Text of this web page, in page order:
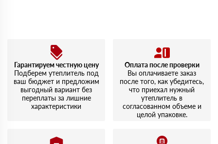
Гарантируем честную цену
Подберем утеплитель под
ваш бюджет и предложим
выгодный вариант без
переплаты за лишние
характеристики
Оплата после проверки
Вы оплачиваете заказ
после того, как убедитесь,
что приехал нужный
утеплитель в
согласованном объеме и
целой упаковке.